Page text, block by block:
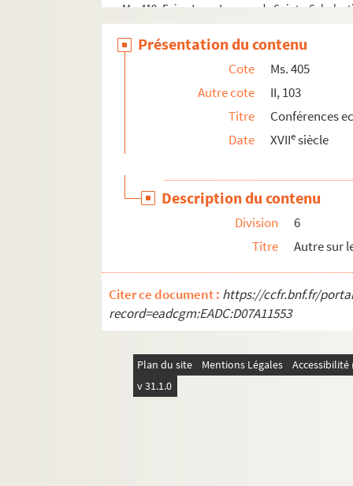
Ms. 419. Frère Jean-Jacques de Sainte-
Ms. 421. « La Pratique de la Règle »
Ms. 425. « Coustumes de la cité et ville de
Ms. 426. Guy Coquille. — « Caier des
Ms. 427. Jacques Cujas. — « Annotationes
Ms. 428. Maret. — Traité de droit. — «
Ms. 430. « Suite des arrêts de la cour des
Ms. 431. « Traité des droits romain, françois et
Ms. 432. « Traité du droit canon »
Ms. 433-436. « Réformation de la justice. »
Ms. 437. « Les décisions notables de
Ms. 438. Commentaire sur la coutume de
Présentation du contenu
Cote
Ms. 405
Autre cote
II, 103
Titre
Conférences
Date
XVIIesiècle
Description du contenu
Division
6
Titre
Autre sur
Citer ce document : https://ccfr.bnf.fr/
record=eadcgm:EADC:D07A11553
Plan du site Mentions Légales
v 31.1.0